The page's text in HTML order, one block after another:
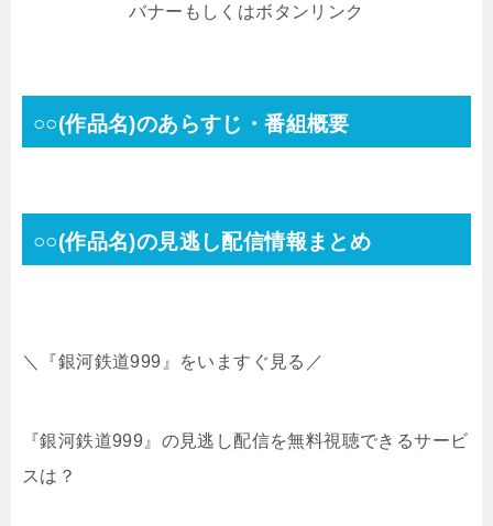
バナーもしくはボタンリンク
○○(作品名)のあらすじ・番組概要
○○(作品名)の見逃し配信情報まとめ
＼『銀河鉄道999』をいますぐ見る／
『銀河鉄道999』の見逃し配信を無料視聴できるサービ
スは？